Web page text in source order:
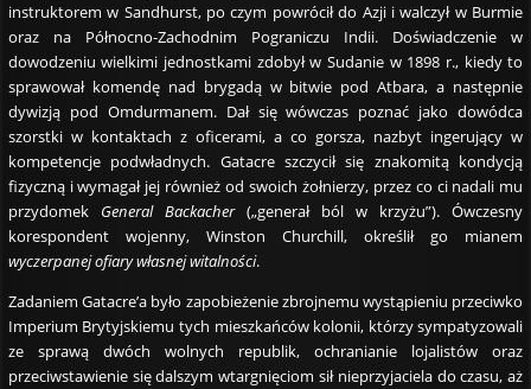
instruktorem w Sandhurst, po czym powrócił do Azji i walczył w Burmie
oraz na Północno-Zachodnim Pograniczu Indii. Doświadczenie w
dowodzeniu wielkimi jednostkami zdobył w Sudanie w 1898 r., kiedy to
sprawował komendę nad brygadą w bitwie pod Atbara, a następnie
dywizją pod Omdurmanem. Dał się wówczas poznać jako dowódca
szorstki w kontaktach z oficerami, a co gorsza, nazbyt ingerujący w
kompetencje podwładnych. Gatacre szczycił się znakomitą kondycją
fizyczną i wymagał jej również od swoich żołnierzy, przez co ci nadali mu
przydomek General Backacher(„generał ból w krzyżu”). Ówczesny
korespondent wojenny, Winston Churchill, określił go mianem
wyczerpanej ofiary własnej witalności.
Zadaniem Gatacre’a było zapobieżenie zbrojnemu wystąpieniu przeciwko
Imperium Brytyjskiemu tych mieszkańców kolonii, którzy sympatyzowali
ze sprawą dwóch wolnych republik, ochranianie lojalistów oraz
przeciwstawienie się dalszym wtargnięciom sił nieprzyjaciela do czasu, aż